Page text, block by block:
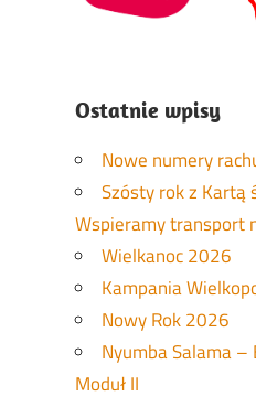
Ostatnie wpisy
Nowe numery
Szósty rok z Kartą
Wspieramy transport
Wielkanoc 2026
Kampania
Nowy Rok 2026
Nyumba Salama –
Moduł II